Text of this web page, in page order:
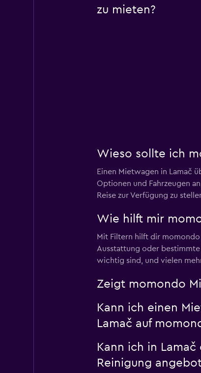
zu mieten?
Wieso sollte ich
Einen Mietwagen in Lamač
Optionen und Fahrzeugen
Reise zur Verfügung zu
Wie hilft mir
Mit Filtern hilft dir
Ausstattung oder
wichtig sind, und vielen
Zeigt momondo
Kann ich einen
Lamač auf
Kann ich in
Reinigung